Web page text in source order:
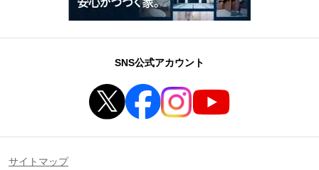
SNS公式アカウント
サイトマップ